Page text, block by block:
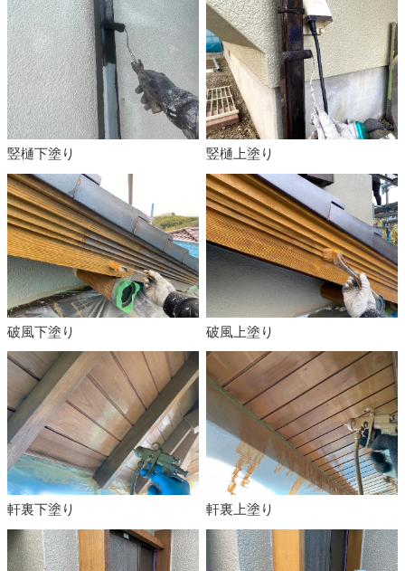
竪樋下塗り 竪樋上塗り
破風下塗り 破風上塗り
軒裏下塗り 軒裏上塗り